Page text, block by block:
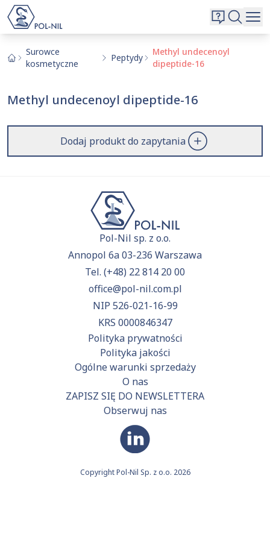
O nas
Kontakt
Surowce
kosmetyczne
Peptydy
Methyl undecenoyl
dipeptide-16
Methyl undecenoyl dipeptide-16
Dodaj produkt do zapytania
Pol-Nil sp. z o.o.
Annopol 6a 03-236 Warszawa
Tel. (+48) 22 814 20 00
office@pol-nil.com.pl
NIP 526-021-16-99
KRS 0000846347
Polityka prywatności
Polityka jakości
Ogólne warunki sprzedaży
O nas
ZAPISZ SIĘ DO NEWSLETTERA
Obserwuj nas
Copyright Pol-Nil Sp. z o.o. 2026
Wybrane surowce i substancje
Aktualnie niczego nie dodałeś do zapytania.
Wyszukiwarka
Szukaj